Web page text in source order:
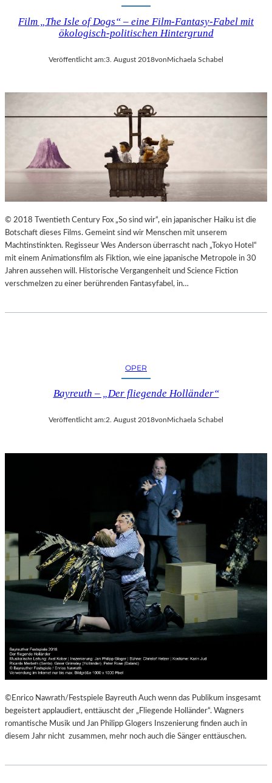
Film „The Isle of Dogs“ – eine Film-Fantasy-Fabel mit
ökologisch-politischen Hintergrund
Veröffentlicht am:3. August 2018vonMichaela Schabel
© 2018 Twentieth Century Fox „So sind wir“, ein japanischer Haiku ist die
Botschaft dieses Films. Gemeint sind wir Menschen mit unserem
Machtinstinkten. Regisseur Wes Anderson überrascht nach „Tokyo Hotel“
mit einem Animationsfilm als Fiktion, wie eine japanische Metropole in 30
Jahren aussehen will. Historische Vergangenheit und Science Fiction
verschmelzen zu einer berührenden Fantasyfabel, in…
OPER
Bayreuth – „Der fliegende Holländer“
Veröffentlicht am:2. August 2018von Michaela Schabel
©Enrico Nawrath/Festspiele Bayreuth Auch wenn das Publikum insgesamt
begeistert applaudiert, enttäuscht der „Fliegende Holländer“. Wagners
romantische Musik und Jan Philipp Glogers Inszenierung finden auch in
diesem Jahr nicht zusammen, mehr noch auch die Sänger enttäuschen.